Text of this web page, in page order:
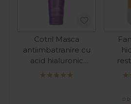
Cotril Masca
antiimbatranire cu
acid hialuronic
Timeless 200ml